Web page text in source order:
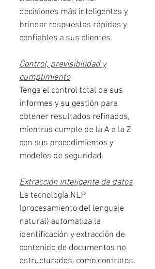
decisiones más inteligentes y
brindar respuestas rápidas y
confiables a sus clientes.
Control, previsibilidad y
cumplimiento
Tenga el control total de sus
informes y su gestión para
obtener resultados refinados,
mientras cumple de la A a la Z
con sus procedimientos y
modelos de seguridad.
Extracción inteligente de datos
La tecnología NLP
(procesamiento del lenguaje
natural) automatiza la
identificación y extracción de
contenido de documentos no
estructurados, como contratos,